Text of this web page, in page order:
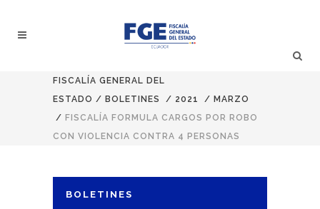
FISCALÍA GENERAL DEL
ESTADO / BOLETINES / 2021 / MARZO
/ FISCALÍA FORMULA CARGOS POR ROBO
CON VIOLENCIA CONTRA 4 PERSONAS
BOLETINES